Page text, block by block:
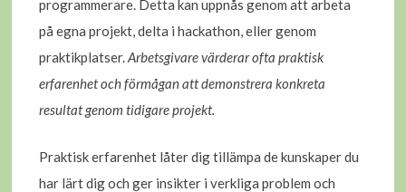
programmerare. Detta kan uppnås genom att arbeta
på egna projekt, delta i hackathon, eller genom
praktikplatser.Arbetsgivare värderar ofta praktisk
erfarenhet och förmågan att demonstrera konkreta
resultat genom tidigare projekt.
Praktisk erfarenhet låter dig tillämpa de kunskaper du
har lärt dig och ger insikter i verkliga problem och